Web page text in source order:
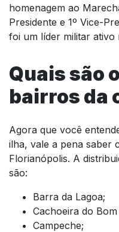
homenagem ao
Presidente e 1º Vice-
foi um líder militar ativo
Quais são
bairros da
Agora que você
ilha, vale a pena saber
Florianópolis. A
são:
Barra da Lagoa;
Cachoeira do
Campeche;